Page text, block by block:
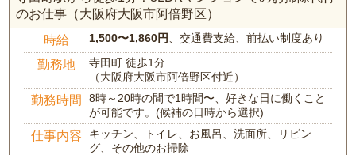
のお仕事（大阪府大阪市阿倍野区）
時給 1,500〜1,860円 、交通費支給、前払い制度あり
勤務地
寺田町 徒歩1分
（大阪府大阪市阿倍野区付近）
勤務時間
8時～20時の間で1時間〜、好きな日に働くこと
が可能です。(候補の日時から選択)
仕事内容
キッチン、トイレ、お風呂、洗面所、リビン
グ、その他のお掃除